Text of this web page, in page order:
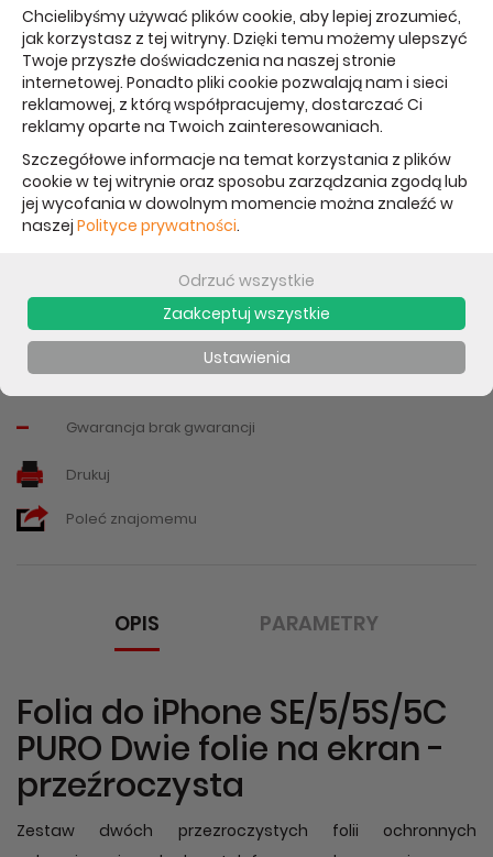
Folia do iPhone SE/5/5S/5C PURO Dwie folie
na ekran - przeźroczysta
Producent:PURO| Kod produktu:SDIPC
Cena brutto:
49,00 zł
Cena netto: 39,84 zł
Data aktualizacji: 22.07.2023
Chwilowo brak - proszę pytać
- Gwarancja brak gwarancji
Drukuj
Poleć znajomemu
OPIS PARAMETRY
Folia do iPhone SE/5/5S/5C
PURO Dwie folie na ekran -
przeźroczysta
Zestaw dwóch przezroczystych folii ochronnych
Chcielibyśmy używać plików cookie, aby lepiej zrozumieć,
jak korzystasz z tej witryny. Dzięki temu możemy ulepszyć
Twoje przyszłe doświadczenia na naszej stronie
internetowej. Ponadto pliki cookie pozwalają nam i sieci
reklamowej, z którą współpracujemy, dostarczać Ci
reklamy oparte na Twoich zainteresowaniach.
Szczegółowe informacje na temat korzystania z plików
cookie w tej witrynie oraz sposobu zarządzania zgodą lub
jej wycofania w dowolnym momencie można znaleźć w
naszej Polityce prywatności.
Odrzuć wszystkie
Zaakceptuj wszystkie
Ustawienia